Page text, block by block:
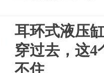
耳环式液压
穿过去，这4
不住